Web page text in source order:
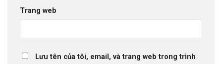
Trang web
Lưu tên của tôi, email, và trang web trong trình